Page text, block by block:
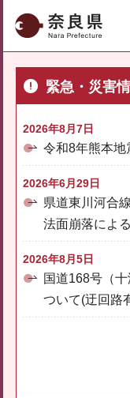
奈良県
緊急・災害
2026年8月7日
令和8年熊本地
2026年6月29日
県道東川河合
法面崩落によ
2026年8月5日
国道168号（
ついて(迂回路